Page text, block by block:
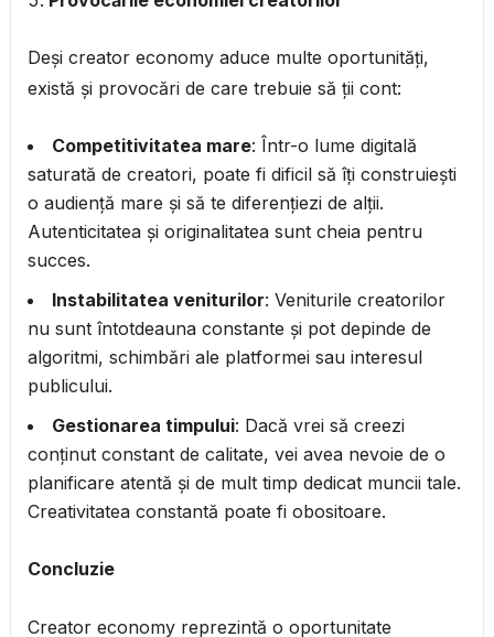
Deși creator economy aduce multe oportunități,
există și provocări de care trebuie să ții cont:
Competitivitatea mare: Într-o lume digitală
saturată de creatori, poate fi dificil să îți construiești
o audiență mare și să te diferențiezi de alții.
Autenticitatea și originalitatea sunt cheia pentru
succes.
Instabilitatea veniturilor: Veniturile creatorilor
nu sunt întotdeauna constante și pot depinde de
algoritmi, schimbări ale platformei sau interesul
publicului.
Gestionarea timpului: Dacă vrei să creezi
conținut constant de calitate, vei avea nevoie de o
planificare atentă și de mult timp dedicat muncii tale.
Creativitatea constantă poate fi obositoare.
Concluzie
Creator economy reprezintă o oportunitate